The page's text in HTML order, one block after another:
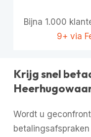
Bijna 1.000
9+ via
Krijg snel
Wordt u